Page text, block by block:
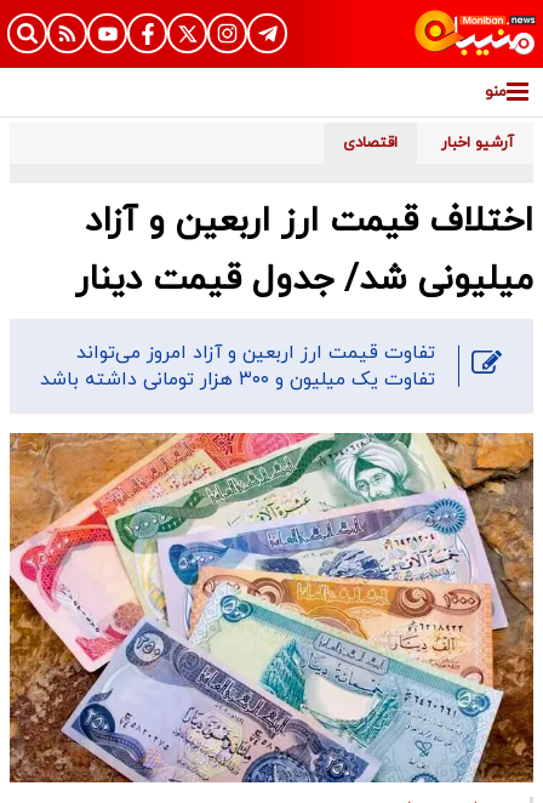
منو
آرشیو اخبار اقتصادی
اختلاف قیمت ارز اربعین و آزاد
میلیونی شد/ جدول قیمت دینار
تفاوت قیمت ارز اربعین و آزاد امروز می‌تواند
تفاوت یک میلیون و ۳۰۰ هزار تومانی داشته باشد